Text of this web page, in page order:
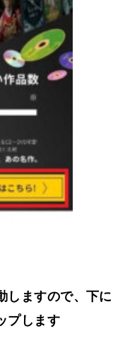
しますので、下に
プします